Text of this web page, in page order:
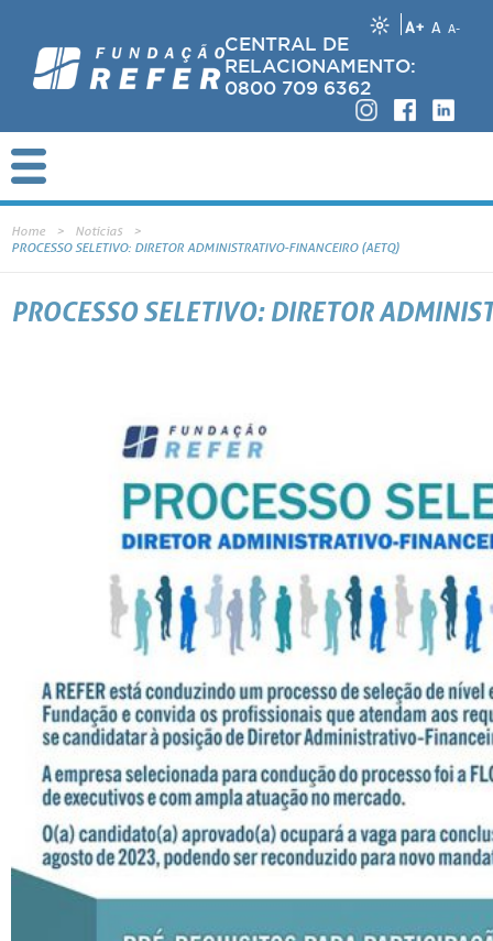
A+ A A-
CENTRAL DE
RELACIONAMENTO:
0800 709 6362
Home
Notícias
PROCESSO SELETIVO: DIRETOR ADMINISTRATIVO-FINANCEIRO (AETQ)
PROCESSO SELETIVO: DIRETOR